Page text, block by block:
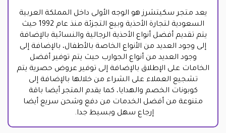
يعد متجر سكيتشرز هو الوجه الأولى داخل المملكة العربية
السعودية لتجارة الأحذية وبيع التجزئة منذ عام 1992 حيث
يتم تقديم أفضل أنواع الأحذية الرجالية والنسائية بالإضافة
إلى وجود العديد من الأنواع الخاصة بالأطفال، بالإضافة إلى
وجود العديد من أنواع الجوارب حيث يتم توفير أفضل
الخامات على الإطلاق بالإضافة إلى توفير عروض حصرية يتم
تشجيع العملاء على الشراء من خلالها بالإضافة إلى
كوبونات الخصم والهدايا، كما يقدم المتجر أيضا باقة
متنوعة من أفضل الخدمات من دفع وشحن سريع أيضا
إرجاع سهل وبسيط جدا.